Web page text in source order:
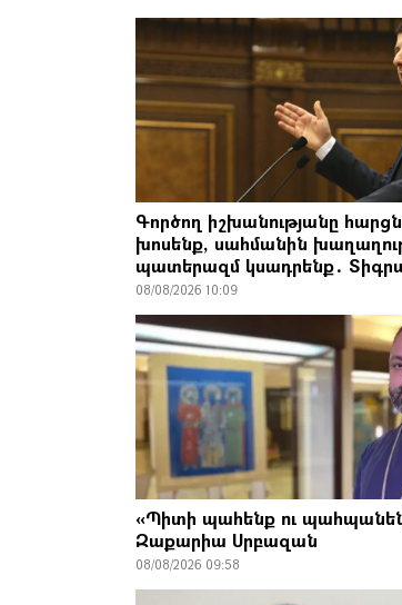
Գործող իշխանությանը
խոսենք, սահմանին
պատերազմ կսադրենք․
08/08/2026 10:09
«Պիտի պահենք ու
Զաքարիա Սրբազան
08/08/2026 09:58